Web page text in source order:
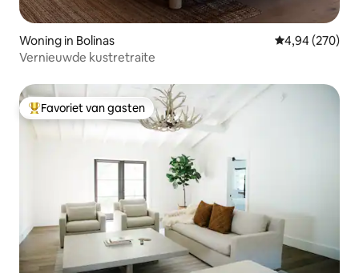
Woning in Bolinas Gemiddelde
4,94 (270)
Vernieuwde kustretraite
Topfavoriet van gasten
Favoriet van gasten